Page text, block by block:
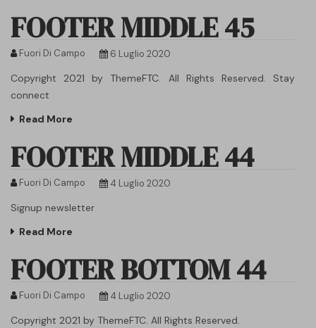
FOOTER MIDDLE 45
Fuori Di Campo 6 Luglio 2020
Copyright 2021 by ThemeFTC. All Rights Reserved. Stay
connect
Read More
FOOTER MIDDLE 44
Fuori Di Campo 4 Luglio 2020
Signup newsletter
Read More
FOOTER BOTTOM 44
Fuori Di Campo 4 Luglio 2020
Copyright 2021 by ThemeFTC. All Rights Reserved.